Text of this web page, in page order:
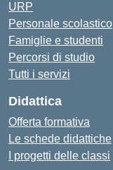
URP
Personale scolastico
Famiglie e studenti
Percorsi di studio
Tutti i servizi
Didattica
Offerta formativa
Le schede didattiche
I progetti delle classi